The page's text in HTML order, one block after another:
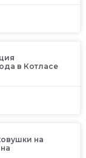
в Котласе
на